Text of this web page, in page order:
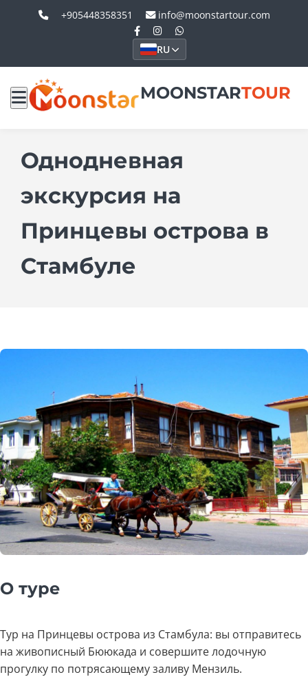
+905448358351 info@moonstartour.com
RU
MOONSTARTOUR
Однодневная
экскурсия на
Принцевы острова в
Стамбуле
О туре
Тур на Принцевы острова из Стамбула: вы отправитесь
на живописный Бююкада и совершите лодочную
прогулку по потрясающему заливу Мензиль.